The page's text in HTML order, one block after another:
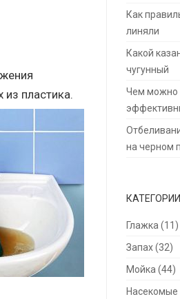
пластика.
Как
линяли
Какой
чугунный
Чем можно
на черном
КАТЕГОРИИ
Глажка (11)
Запах(32)
Мойка (44)
Насекомые